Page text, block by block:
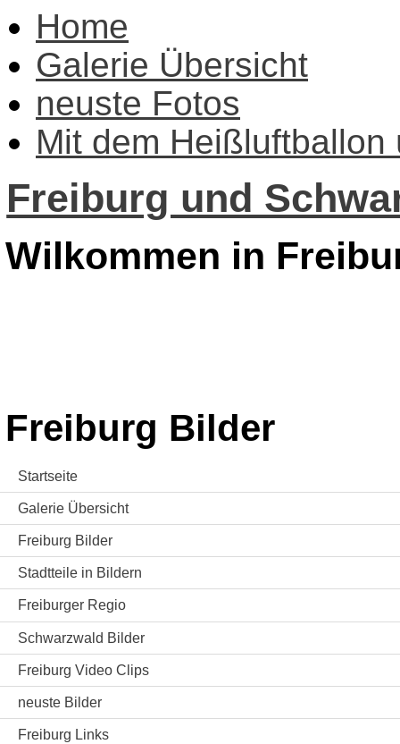
Home
Galerie Übersicht
neuste Fotos
Mit dem Heißluftballon
Freiburg und
Wilkommen in
Freiburg Bilder
Startseite
Galerie Übersicht
Freiburg Bilder
Stadtteile in Bildern
Freiburger Regio
Schwarzwald Bilder
Freiburg Video Clips
neuste Bilder
Freiburg Links